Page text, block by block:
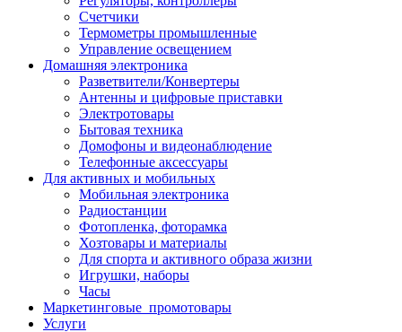
Счетчики
Термометры промышленные
Управление освещением
Домашняя электроника
Разветвители/Конвертеры
Антенны и цифровые приставки
Электротовары
Бытовая техника
Домофоны и видеонаблюдение
Телефонные аксессуары
Для активных и мобильных
Мобильная электроника
Радиостанции
Фотопленка, фоторамка
Хозтовары и материалы
Для спорта и активного образа жизни
Игрушки, наборы
Часы
Маркетинговые_промотовары
Услуги